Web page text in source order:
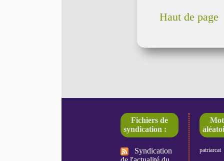
Haut de page
Fichiers de
syndication :
Syndication
patriarcat